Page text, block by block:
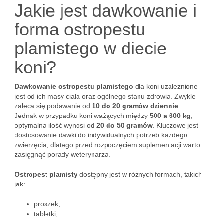
Jakie jest dawkowanie i
forma ostropestu
plamistego w diecie
koni?
Dawkowanie ostropestu plamistego dla koni uzależnione
jest od ich masy ciała oraz ogólnego stanu zdrowia. Zwykle
zaleca się podawanie od 10 do 20 gramów dziennie
Jednak w przypadku koni ważących między 500 a 600 kg
optymalna ilość wynosi od 20 do 50 gramów . Kluczowe jest
dostosowanie dawki do indywidualnych potrzeb każdego
zwierzęcia, dlatego przed rozpoczęciem suplementacji warto
zasięgnąć porady weterynarza.
Ostropest plamisty dostępny jest w różnych formach, takich
jak:
proszek,
tabletki,